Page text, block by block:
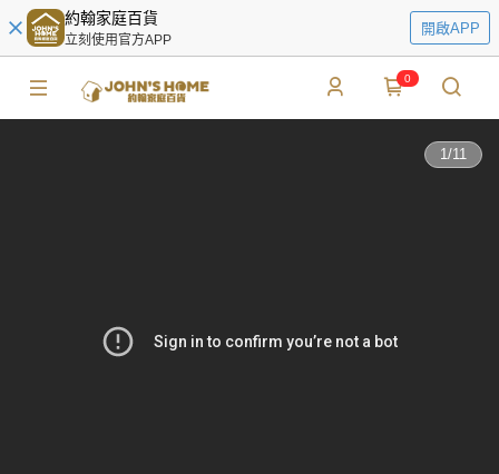
約翰家庭百貨
立刻使用官方APP
開啟APP
0
1/11